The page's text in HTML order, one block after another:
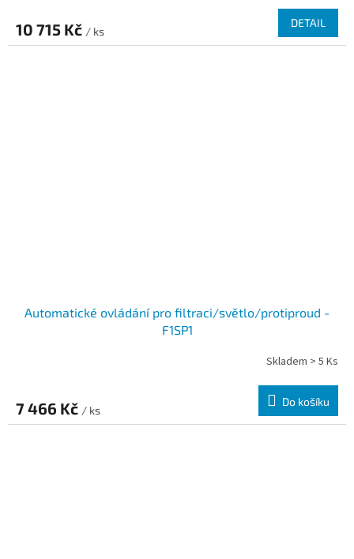
10 715 Kč / ks
DETAIL
Automatické ovládání pro filtraci/světlo/protiproud -
F1SP1
Skladem > 5 Ks
7 466 Kč / ks
Do košíku